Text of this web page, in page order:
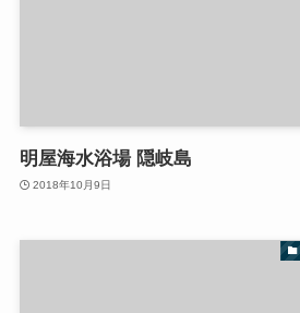
明屋海水浴場 隠岐島
2018年10月9日